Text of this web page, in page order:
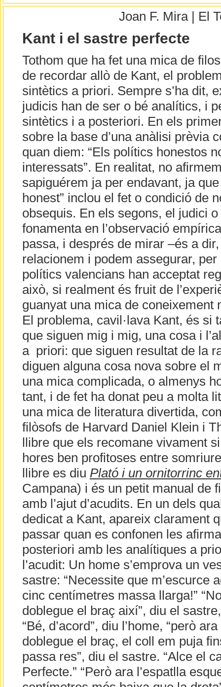
Joan F. Mira | El
Kant i el sastre perfecte
Tothom que ha fet una mica de
de recordar allò de Kant, el
sintètics a priori. Sempre s’ha dit,
judicis han de ser o bé analítics, i
sintètics i a posteriori. En els
sobre la base d’una anàlisi prèvia
quan diem: “Els polítics honestos
interessats”. En realitat, no
sapiguérem ja per endavant, ja
honest” inclou el fet o condició de
obsequis. En els segons, el judici
fonamenta en l’observació
passa, i després de mirar –és a
relacionem i podem assegurar, per
polítics valencians han acceptat
això, si realment és fruit de
guanyat una mica de coneixement
El problema, cavil·lava Kant, és si
que siguen mig i mig, una cosa i
a priori: que siguen resultat de la
diguen alguna cosa nova sobre el
una mica complicada, o almenys
tant, i de fet ha donat peu a molta
una mica de literatura divertida,
filòsofs de Harvard Daniel Klein i
llibre que els recomane vivament
hores ben profitoses entre
llibre es diu Plató i un ornitorrinc
Campana) i és un petit manual de
amb l’ajut d’acudits. En un dels
dedicat a Kant, apareix clarament
passar quan es confonen les
posteriori amb les analítiques a
l’acudit: Un home s’emprova un
sastre: “Necessite que m’escurce
cinc centímetres massa llarga!”
doblegue el braç així”, diu el
“Bé, d’acord”, diu l’home, “però
doblegue el braç, el coll em puja
passa res”, diu el sastre. “Alce el
Perfecte.” “Però ara l’espatlla